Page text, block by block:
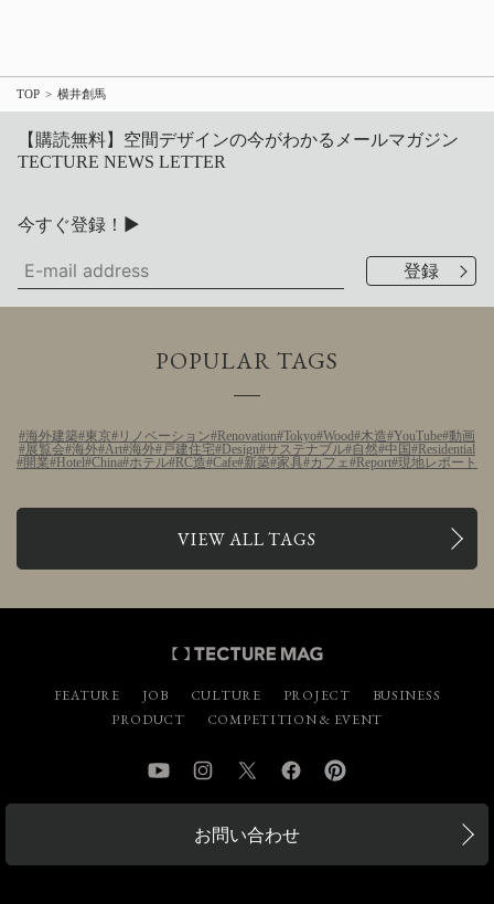
TOP 横井創馬
【購読無料】空間デザインの今がわかるメールマガジン
TECTURE NEWS LETTER
今すぐ登録！▶
POPULAR TAGS
海外建築 東京 リノベーション Renovation Tokyo Wood 木造 YouTube 動画
展覧会 海外 Art 海外 戸建住宅 Design サステナブル 自然 中国
Residential
開業
Hotel China ホテル RC造 Cafe 新築 家具 カフェ Report 現地レポート
VIEW ALL TAGS
FEATURE JOB CULTURE PROJECT
BUSINESS
PRODUCT
COMPETITION & EVENT
YouTube InstagramTwitter Facebook
お問い合わせ